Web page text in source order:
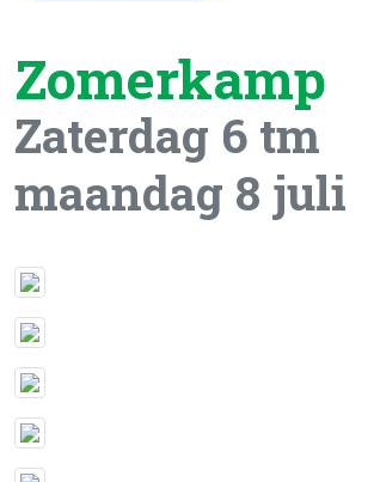
Zomerkamp
Zaterdag 6 tm
maandag 8 juli